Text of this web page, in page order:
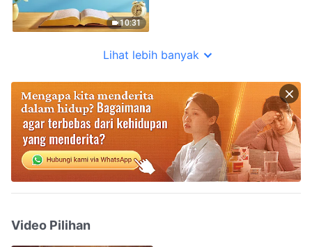
10:31
Lihat lebih banyak
Video Pilihan